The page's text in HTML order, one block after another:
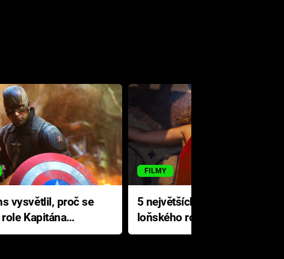
vysvětlil, proč se
Kapitána
FILMY
5 největších propadáků
loňského roku: Disney na
jediné katastrofě prodělal 200